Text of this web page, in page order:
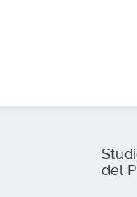
del